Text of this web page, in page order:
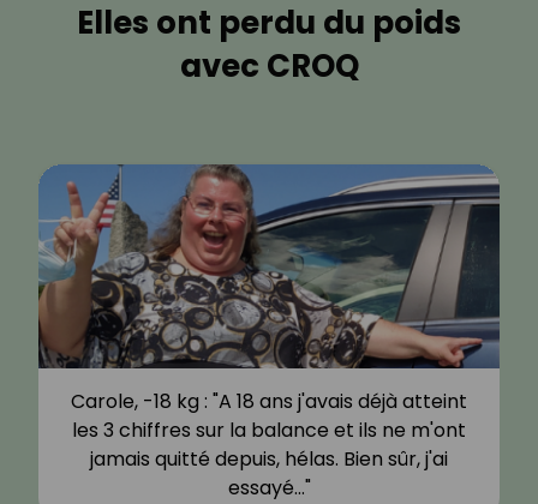
Elles ont perdu du poids
avec CROQ
Carole, -18 kg : "A 18 ans j'avais déjà atteint
les 3 chiffres sur la balance et ils ne m'ont
jamais quitté depuis, hélas. Bien sûr, j'ai
essayé…"